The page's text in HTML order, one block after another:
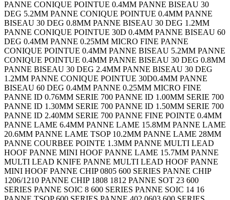
PANNE CONIQUE POINTUE 0.4MM PANNE BISEAU 30
DEG 5.2MM PANNE CONIQUE POINTUE 0.4MM PANNE
BISEAU 30 DEG 0.8MM PANNE BISEAU 30 DEG 1.2MM
PANNE CONIQUE POINTUE 30D 0.4MM PANNE BISEAU 60
DEG 0.4MM PANNE 0.25MM MICRO FINE PANNE
CONIQUE POINTUE 0.4MM PANNE BISEAU 5.2MM PANNE
CONIQUE POINTUE 0.4MM PANNE BISEAU 30 DEG 0.8MM
PANNE BISEAU 30 DEG 2.4MM PANNE BISEAU 30 DEG
1.2MM PANNE CONIQUE POINTUE 30D0.4MM PANNE
BISEAU 60 DEG 0.4MM PANNE 0.25MM MICRO FINE
PANNE ID 0.76MM SERIE 700 PANNE ID 1.00MM SERIE 700
PANNE ID 1.30MM SERIE 700 PANNE ID 1.50MM SERIE 700
PANNE ID 2.40MM SERIE 700 PANNE FINE POINTE 0.4MM
PANNE LAME 6.4MM PANNE LAME 15.8MM PANNE LAME
20.6MM PANNE LAME TSOP 10.2MM PANNE LAME 28MM
PANNE COURBEE POINTE 1.3MM PANNE MULTI LEAD
HOOF PANNE MINI HOOF PANNE LAME 15.7MM PANNE
MULTI LEAD KNIFE PANNE MULTI LEAD HOOF PANNE
MINI HOOF PANNE CHIP 0805 600 SERIES PANNE CHIP
1206/1210 PANNE CHIP 1808 1812 PANNE SOT 23 600
SERIES PANNE SOIC 8 600 SERIES PANNE SOIC 14 16